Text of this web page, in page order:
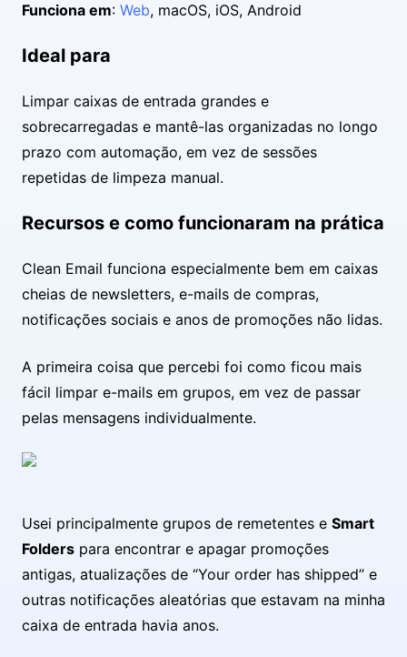
Funciona em: Web, macOS, iOS, Android
Ideal para
Limpar caixas de entrada grandes e
sobrecarregadas e mantê-las organizadas no longo
prazo com automação, em vez de sessões
repetidas de limpeza manual.
Recursos e como funcionaram na prática
Clean Email funciona especialmente bem em caixas
cheias de newsletters, e-mails de compras,
notificações sociais e anos de promoções não lidas.
A primeira coisa que percebi foi como ficou mais
fácil limpar e-mails em grupos, em vez de passar
pelas mensagens individualmente.
Usei principalmente grupos de remetentes e Smart
Folders para encontrar e apagar promoções
antigas, atualizações de “Your order has shipped” e
outras notificações aleatórias que estavam na minha
caixa de entrada havia anos.